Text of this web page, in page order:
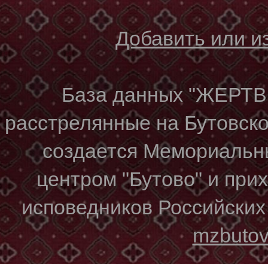
Добавить или
База данных
расстрелянные на
создается
центром "Бутово" и
исповедников